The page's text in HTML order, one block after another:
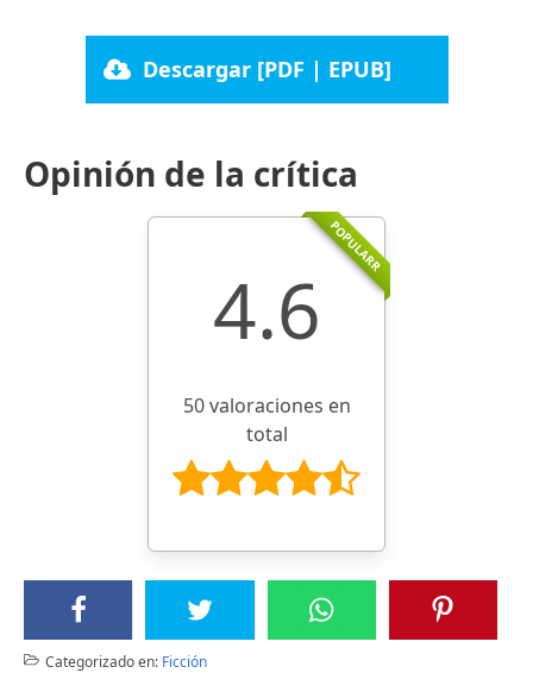
Descargar [PDF | EPUB]
Opinión de la crítica
POPULARR
4.6
50 valoraciones en
total
Categorizado en: Ficción